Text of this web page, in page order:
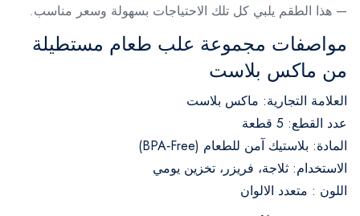
— هذا الطقم يلبي كل تلك الاحتياجات بسهولة وسعر مناسب.
مواصفات مجموعة علب طعام مستطيلة
من ماكس بلاست
العلامة التجارية: ماكس بلاست
عدد القطع: 5 قطعة
المادة: بلاستيك آمن للطعام (BPA‑Free)
الاستخدام: ثلاجة، فريزر، تخزين يومي
اللون : متعدد الالوان